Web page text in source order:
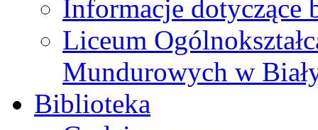
Informacje dotyczące
Liceum
Mundurowych w
Biblioteka